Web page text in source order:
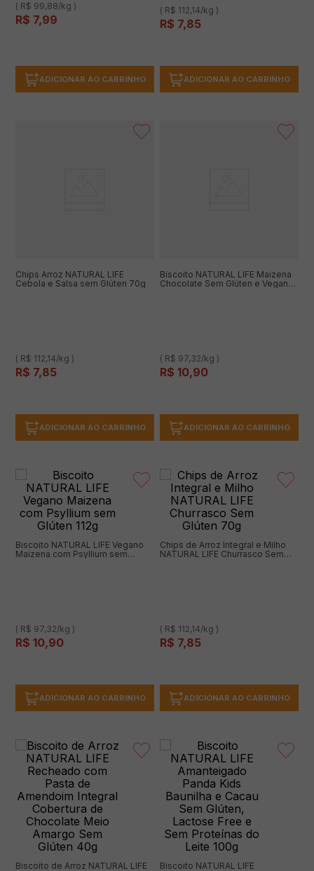
( R$ 99,88/kg )
R$ 7,99
ADICIONAR AO CARRINHO
( R$ 112,14/kg )
R$ 7,85
ADICIONAR AO CARRINHO
Chips Arroz NATURAL LIFE
Cebola e Salsa sem Glúten 70g
( R$ 112,14/kg )
R$ 7,85
ADICIONAR AO CARRINHO
Biscoito NATURAL LIFE Maizena
Chocolate Sem Glúten e Vegano
( R$ 97,32/kg )
R$ 10,90
ADICIONAR AO CARRINHO
Biscoito NATURAL LIFE Vegano
Maizena com Psyllium sem
( R$ 97,32/kg )
R$ 10,90
ADICIONAR AO CARRINHO
Chips de Arroz Integral e Milho
NATURAL LIFE Churrasco Sem
( R$ 112,14/kg )
R$ 7,85
ADICIONAR AO CARRINHO
Biscoito de Arroz NATURAL LIFE
Biscoito NATURAL LIFE